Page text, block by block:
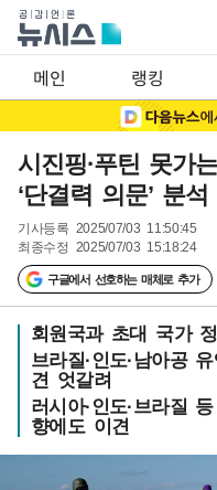
메인 랭킹
시진핑·푸틴 못가
‘단결력 의문’ 분
기사등록 2025/07/03 11:50:45
최종수정 2025/07/03 15:18:24
구글에서 선호하는 매체로 추가
회원국과 초대 국가
브라질·인도·남아공
견 엇갈려
러시아·인도·브라질
향에도 이견